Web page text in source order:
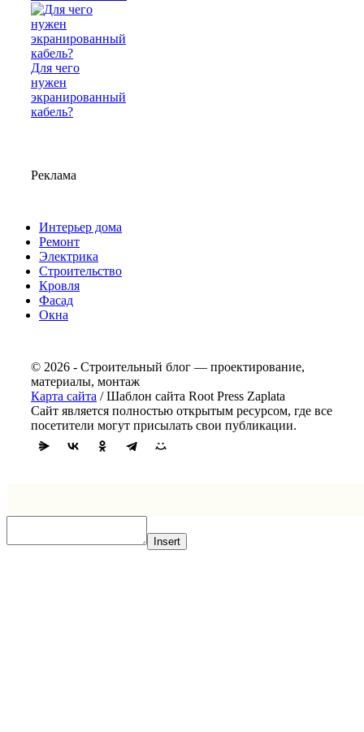
Для чего
нужен
экранированный
кабель?
Реклама
Интерьер дома
Ремонт
Электрика
Строительство
Кровля
Фасад
Окна
© 2026 - Строительный блог — проектирование,
материалы, монтаж
Карта сайта / Шаблон сайта Root Press Zaplata
Сайт является полностью открытым ресурсом, где все
посетители могут присылать свои публикации.
Insert